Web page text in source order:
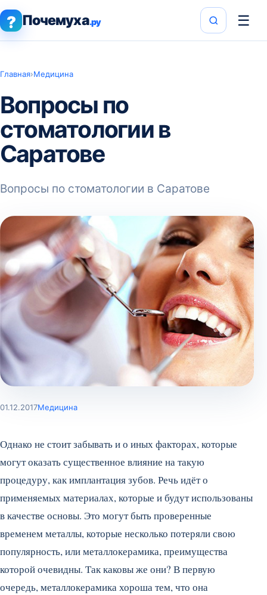
? Почемуха.ру ☰
Главная›Медицина
Вопросы по
стоматологии в
Саратове
Вопросы по стоматологии в Саратове
01.12.2017Медицина
Однако не стоит забывать и о иных факторах, которые
могут оказать существенное влияние на такую
процедуру, как имплантация зубов. Речь идёт о
применяемых материалах, которые и будут использованы
в качестве основы. Это могут быть проверенные
временем металлы, которые несколько потеряли свою
популярность, или металлокерамика, преимущества
которой очевидны. Так каковы же они? В первую
очередь, металлокерамика хороша тем, что она